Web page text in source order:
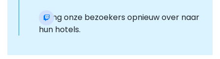
Breng onze bezoekers opnieuw over naar
hun hotels.